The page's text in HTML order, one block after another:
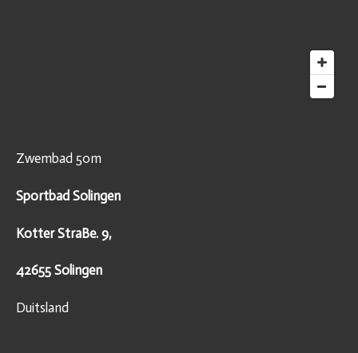
Zwembad 50m
Sportbad Solingen
Kotter StraBe. 9,
42655 Solingen
Duitsland